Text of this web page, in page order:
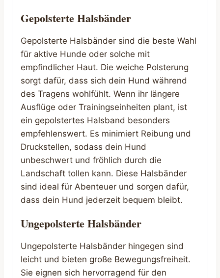
Gepolsterte Halsbänder
Gepolsterte Halsbänder sind die beste Wahl
für aktive Hunde oder solche mit
empfindlicher Haut. Die weiche Polsterung
sorgt dafür, dass sich dein Hund während
des Tragens wohlfühlt. Wenn ihr längere
Ausflüge oder Trainingseinheiten plant, ist
ein gepolstertes Halsband besonders
empfehlenswert. Es minimiert Reibung und
Druckstellen, sodass dein Hund
unbeschwert und fröhlich durch die
Landschaft tollen kann. Diese Halsbänder
sind ideal für Abenteuer und sorgen dafür,
dass dein Hund jederzeit bequem bleibt.
Ungepolsterte Halsbänder
Ungepolsterte Halsbänder hingegen sind
leicht und bieten große Bewegungsfreiheit.
Sie eignen sich hervorragend für den